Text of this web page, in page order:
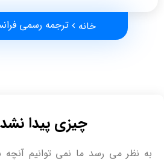
خانه ترجمه رسمی
چیزی پیدا نشد
به نظر می رسد ما نمی توانیم آنچه